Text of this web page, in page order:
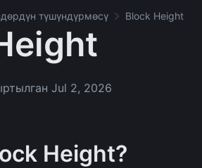
түшүндүрмөсү Block Height
Jul 2, 2026
Height?